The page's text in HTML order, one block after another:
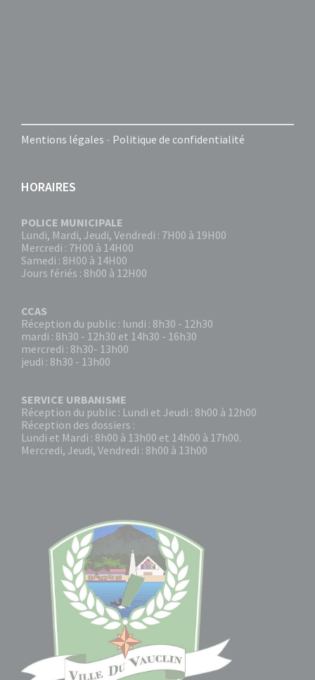
Mentions légales - Politique de confidentialité
HORAIRES
POLICE MUNICIPALE
Lundi, Mardi, Jeudi, Vendredi : 7H00 à 19H00
Mercredi : 7H00 à 14H00
Samedi : 8H00 à 14H00
Jours fériés : 8h00 à 12H00
CCAS
Réception du public : lundi : 8h30 - 12h30
mardi : 8h30 - 12h30 et 14h30 - 16h30
mercredi : 8h30- 13h00
jeudi : 8h30 - 13h00
SERVICE URBANISME
Réception du public : Lundi et Jeudi : 8h00 à 12h00
Réception des dossiers :
Lundi et Mardi : 8h00 à 13h00 et 14h00 à 17h00.
Mercredi, Jeudi, Vendredi : 8h00 à 13h00